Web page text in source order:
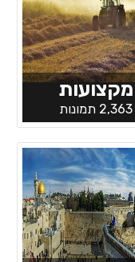
מקצועות
2,363 תמונות